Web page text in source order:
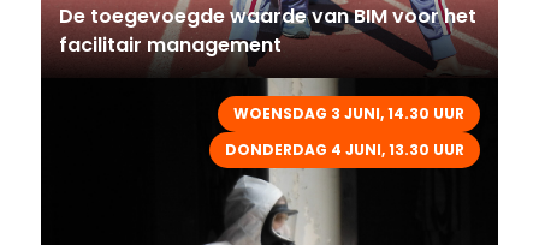
De toegevoegde waarde van BIM voor het
facilitair management
WOENSDAG 3 JUNI, 14.30 UUR
DONDERDAG 4 JUNI, 13.30 UUR